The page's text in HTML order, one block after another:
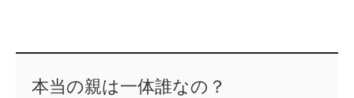
本当の親は一体誰なの？